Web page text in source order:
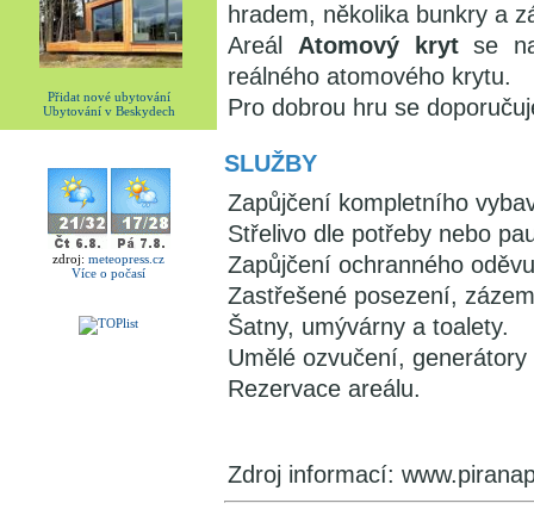
Přidat nové ubytování
Ubytování v Beskydech
zdroj: meteopress.cz
Více o počasí
hradem, několika bunkry a
Areál Atomový krytse
reálného atomového krytu.
Pro dobrou hru se
SLUŽBY
Zapůjčení kompletního
Střelivo dle potřeby nebo
Zapůjčení ochranného
Zastřešené posezení,
Šatny, umývárny a toalety.
Umělé ozvučení,
Rezervace areálu.
Zdroj informací: